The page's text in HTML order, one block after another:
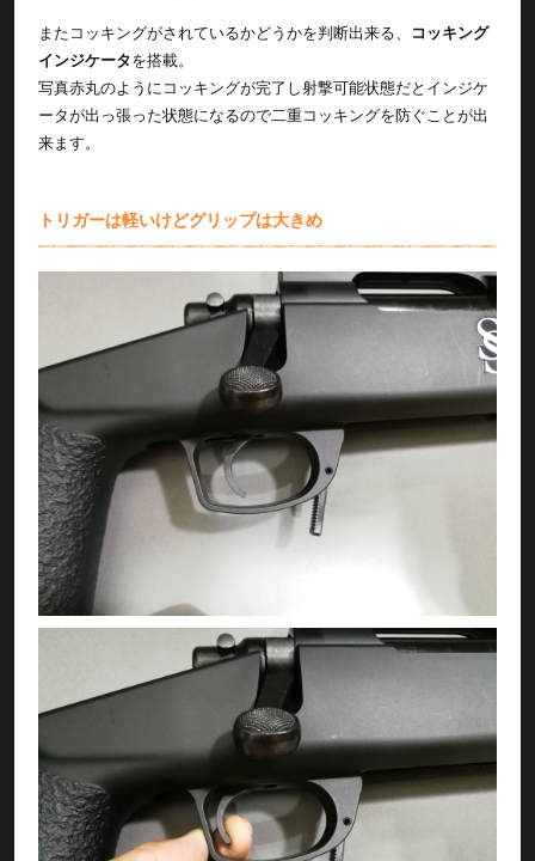
またコッキングがされているかどうかを判断出来る、
コッキング
インジケータを搭載。
写真赤丸のようにコッキングが完了し射撃可能状態だとインジケ
ータが出っ張った状態になるので二重コッキングを防ぐことが出
来ます。
トリガーは軽いけどグリップは大きめ